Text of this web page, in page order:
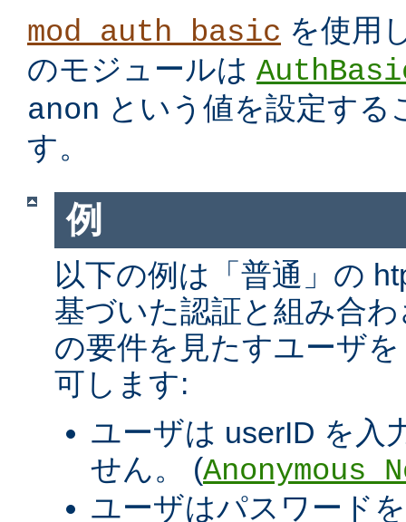
mod_auth_basic を使用
のモジュールは
anon という値を設定する
す。
例
以下の例は「普通」の
基づいた認証と組み合
の要件を見たすユーザ
可します:
ユーザは userID を入
せん。 (
ユーザはパスワード